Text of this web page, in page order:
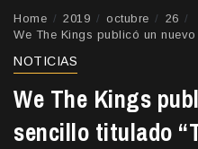
Home 2019 octubre
26
We The Kings publicó un
NOTICIAS
We The Kings
sencillo titulado